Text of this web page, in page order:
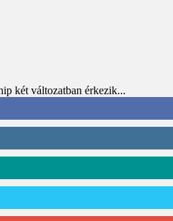
két változatban érkezik...